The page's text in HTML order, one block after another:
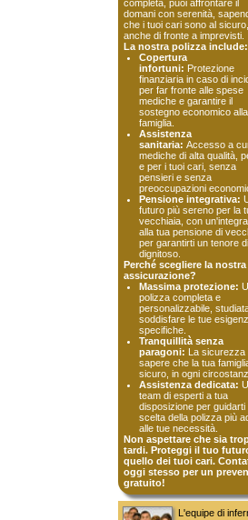
infortuni: Protezione
finanziaria in caso di incidenti,
per far fronte alle spese
mediche e garantire il
sostegno economico alla tua
famiglia.
Assistenza
sanitaria:Accesso a cure
mediche di alta qualità, per te
e per i tuoi cari, senza
pensieri e senza
preoccupazioni economiche.
Pensione integrativa:
futuro più sereno per la tua
vecchiaia, con un'integrazione
alla tua pensione di vecchiaia,
per garantirti un tenore di vita
dignitoso.
Perché scegliere la nostra
assicurazione?
Massima protezione:Una
polizza completa e
personalizzabile, studiata per
soddisfare le tue esigenze
specifiche.
Tranquillità senza
paragoni:La sicurezza di
sapere che la tua famiglia è al
sicuro, in ogni circostanza.
Assistenza dedicata:Un
team di esperti a tua
disposizione per guidarti nella
scelta della polizza più adatta
alle tue necessità.
Non aspettare che sia troppo
tardi. Proteggi il tuo futuro e
quello dei tuoi cari. Contattaci
oggi stesso per un preventivo
gratuito!
L'equipe di infermieri
e fisioterapisti e
operatori , socio
sanitari, svolgono il
loro servizio a
domicilio o in struttura, con la
massima professionalità ed
efficienza.